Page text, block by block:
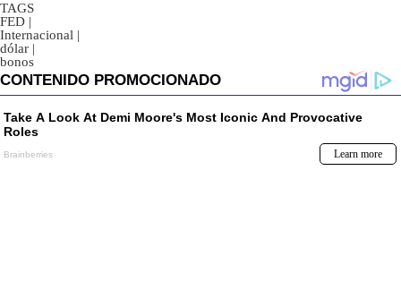
TAGS
FED |
Internacional |
dólar |
bonos